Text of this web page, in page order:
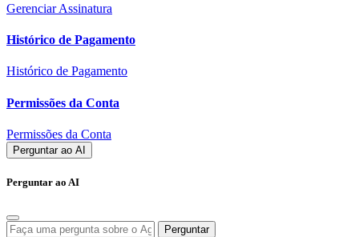
Gerenciar Assinatura
Histórico de Pagamento
Histórico de Pagamento
Permissões da Conta
Permissões da Conta
Perguntar ao AI
Perguntar ao AI
Perguntar